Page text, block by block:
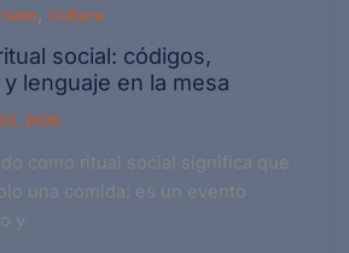
Cultura
social: códigos,
lenguaje en la mesa
2026
como ritual social significa que
una comida: es un evento
y